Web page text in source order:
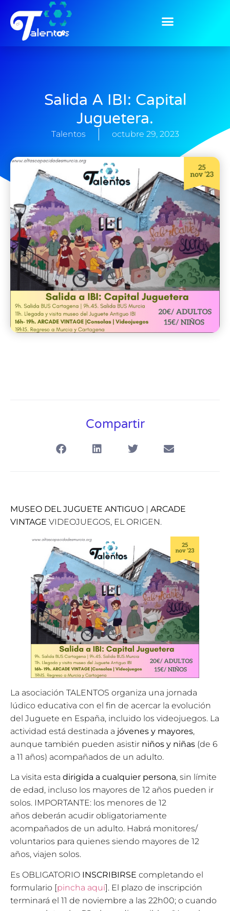
Salida A IBI: Capital
Juguetera.
Talentos octubre 29, 2023
Compartir
MUSEO DEL JUGUETE ANTIGUO | ARCADE
VINTAGE VIDEOJUEGOS, EL ORIGEN.
La asociación TALENTOS organiza una jornada
lúdico educativa con el fin de acercar la evolución
del Juguete en España, incluido los videojuegos. La
actividad está destinada a jóvenes y mayores,
aunque también pueden asistir niños y niñas (de 6
a 11 años) acompañados de un adulto.
La visita esta dirigida a cualquier persona, sin límite
de edad, incluso los mayores de 12 años pueden ir
solos. IMPORTANTE: los menores de 12
años deberán acudir obligatoriamente
acompañados de un adulto. Habrá monitores/
voluntarios para quienes siendo mayores de 12
años, viajen solos.
Es OBLIGATORIO INSCRIBIRSE completando el
formulario [pincha aquí]. El plazo de inscripción
terminará el 11 de noviembre a las 22h00; o cuando